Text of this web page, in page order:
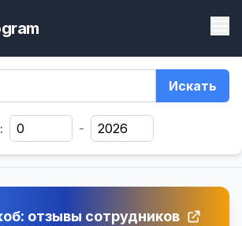
Искать
-
отзывы сотрудников